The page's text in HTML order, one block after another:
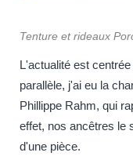
Tenture et rideaux
L'actualité est
parallèle, j'ai eu la
Phillippe Rahm, qui
effet, nos ancêtres le
d'une pièce.